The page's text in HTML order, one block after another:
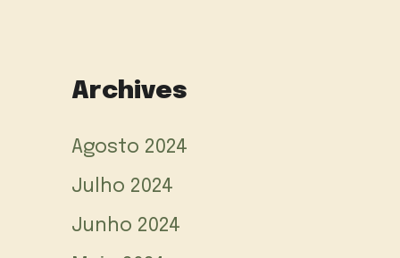
Archives
Agosto 2024
Julho 2024
Junho 2024